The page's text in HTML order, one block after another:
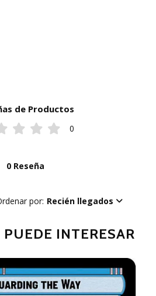
de Productos
0
0 Reseña
por: Recién llegados
INTERESAR